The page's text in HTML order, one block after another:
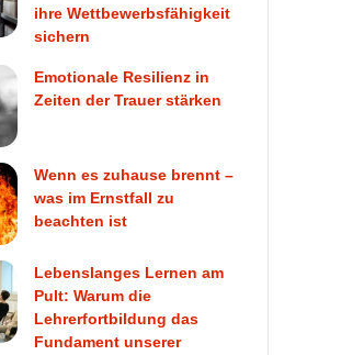
ihre Wettbewerbsfähigkeit
sichern
Emotionale Resilienz in
Zeiten der Trauer stärken
Wenn es zuhause brennt –
was im Ernstfall zu
beachten ist
Lebenslanges Lernen am
Pult: Warum die
Lehrerfortbildung das
Fundament unserer